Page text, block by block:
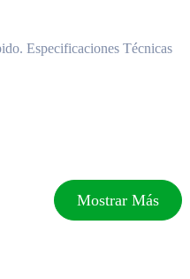
Especificaciones Técnicas
Mostrar Más